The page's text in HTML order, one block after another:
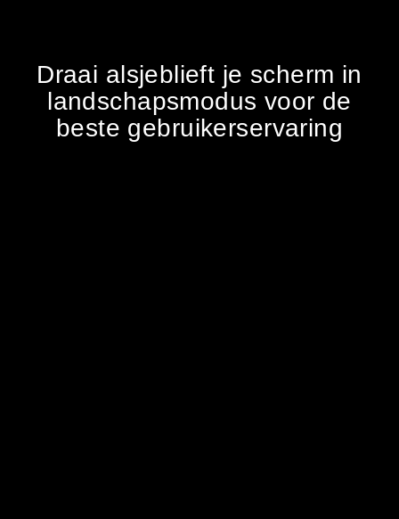
Draai alsjeblieft je scherm in
landschapsmodus voor de
beste gebruikerservaring